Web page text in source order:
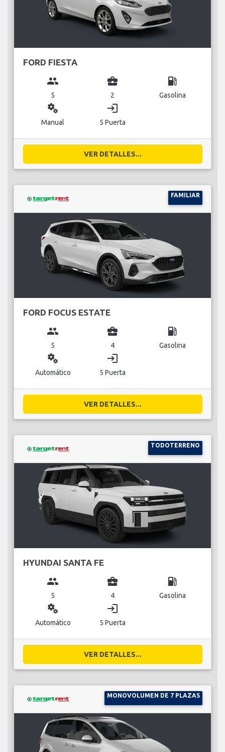
FORD FIESTA
group
5
business_center
2
local_gas_station
Gasolina
miscellaneous_services
Manual
login
5 Puerta
VER DETALLES...
FAMILIAR
FORD FOCUS ESTATE
group
5
business_center
4
local_gas_station
Gasolina
miscellaneous_services
Automático
login
5 Puerta
VER DETALLES...
TODOTERRENO
HYUNDAI SANTA FE
group
5
business_center
4
local_gas_station
Gasolina
miscellaneous_services
Automático
login
5 Puerta
VER DETALLES...
MONOVOLUMEN DE 7 PLAZAS